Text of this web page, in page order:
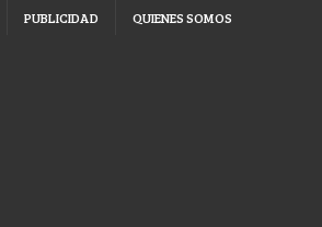
PUBLICIDAD QUIENES SOMOS